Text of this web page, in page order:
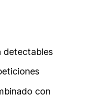
detectables
con